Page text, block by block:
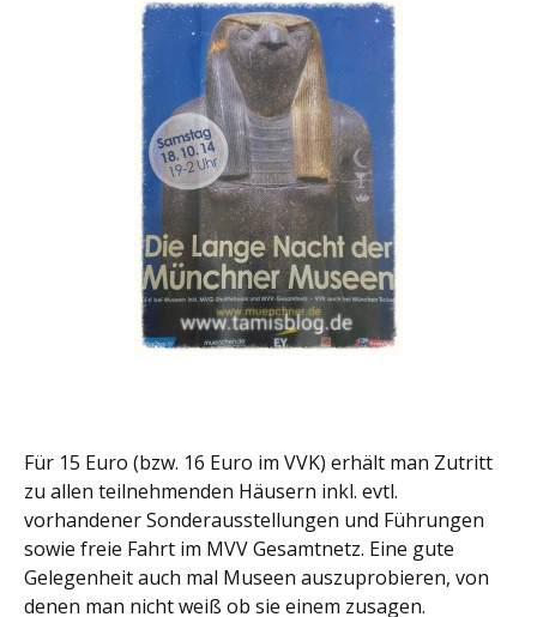
Für 15 Euro (bzw. 16 Euro im VVK) erhält man Zutritt
zu allen teilnehmenden Häusern inkl. evtl.
vorhandener Sonderausstellungen und Führungen
sowie freie Fahrt im MVV Gesamtnetz. Eine gute
Gelegenheit auch mal Museen auszuprobieren, von
denen man nicht weiß ob sie einem zusagen.